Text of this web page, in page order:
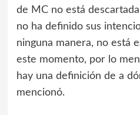
de MC no está
no ha definido sus
ninguna manera, no está
este momento, por lo
hay una definición de a
mencionó.